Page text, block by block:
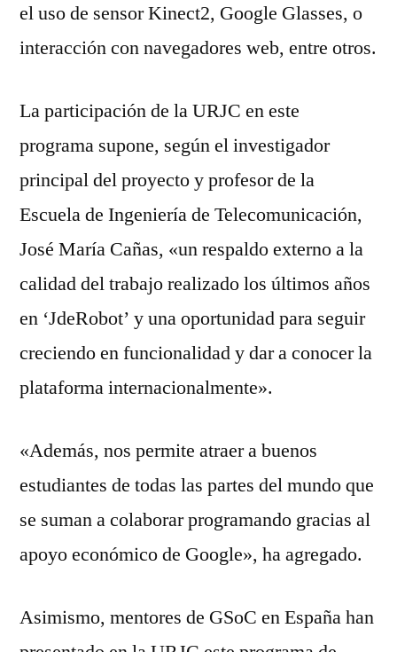
el uso de sensor Kinect2, Google Glasses, o
interacción con navegadores web, entre otros.
La participación de la URJC en este
programa supone, según el investigador
principal del proyecto y profesor de la
Escuela de Ingeniería de Telecomunicación,
José María Cañas, «un respaldo externo a la
calidad del trabajo realizado los últimos años
en ‘JdeRobot’ y una oportunidad para seguir
creciendo en funcionalidad y dar a conocer la
plataforma internacionalmente».
«Además, nos permite atraer a buenos
estudiantes de todas las partes del mundo que
se suman a colaborar programando gracias al
apoyo económico de Google», ha agregado.
Asimismo, mentores de GSoC en España han